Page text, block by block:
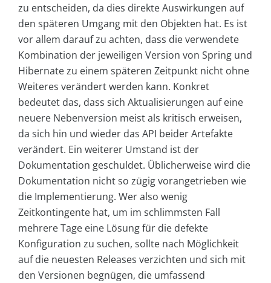
zu entscheiden, da dies direkte Auswirkungen auf
den späteren Umgang mit den Objekten hat. Es ist
vor allem darauf zu achten, dass die verwendete
Kombination der jeweiligen Version von Spring und
Hibernate zu einem späteren Zeitpunkt nicht ohne
Weiteres verändert werden kann. Konkret
bedeutet das, dass sich Aktualisierungen auf eine
neuere Nebenversion meist als kritisch erweisen,
da sich hin und wieder das API beider Artefakte
verändert. Ein weiterer Umstand ist der
Dokumentation geschuldet. Üblicherweise wird die
Dokumentation nicht so zügig vorangetrieben wie
die Implementierung. Wer also wenig
Zeitkontingente hat, um im schlimmsten Fall
mehrere Tage eine Lösung für die defekte
Konfiguration zu suchen, sollte nach Möglichkeit
auf die neuesten Releases verzichten und sich mit
den Versionen begnügen, die umfassend